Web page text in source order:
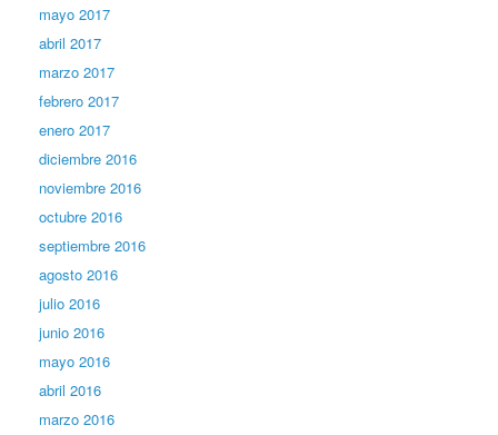
mayo 2017
abril 2017
marzo 2017
febrero 2017
enero 2017
diciembre 2016
noviembre 2016
octubre 2016
septiembre 2016
agosto 2016
julio 2016
junio 2016
mayo 2016
abril 2016
marzo 2016